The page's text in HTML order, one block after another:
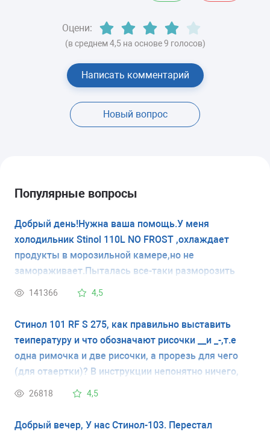
Оцени:
(в среднем 4,5 на основе 9 голосов)
Написать комментарий
Новый вопрос
Популярные вопросы
Добрый день!Нужна ваша помощь.У меня
холодильник Stinol 110L NO FROST ,охлаждает
продукты в морозильной камере,но не
замораживает.Пыталась все-таки разморозить
камеру ,но это не помогло.На дверце холодильника
выставила температуру .Подскажите
пожалуйста,как должна быть выставлена
температура,на фото так как сейчас стоит.
141366 4,5
Стинол 101 RF S 275, как правильно выставить
теипературу и что обозначают рисочки __и _-,т.е
одна римочка и две рисочки, а прорезь для чего
(для отаертки)? В инструкции непонятно ничего,
запуталась. пасибоо. Единичная рисочки- это
26818 4,5
Добрый вечер, У нас Стинол-103. Перестал